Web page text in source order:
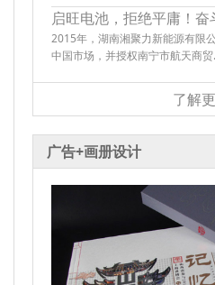
启旺电池，拒绝平庸！奋
2015年，湖南湘聚力新能源有限
中国市场，并授权南宁市航天商
了解
广告+画册设计